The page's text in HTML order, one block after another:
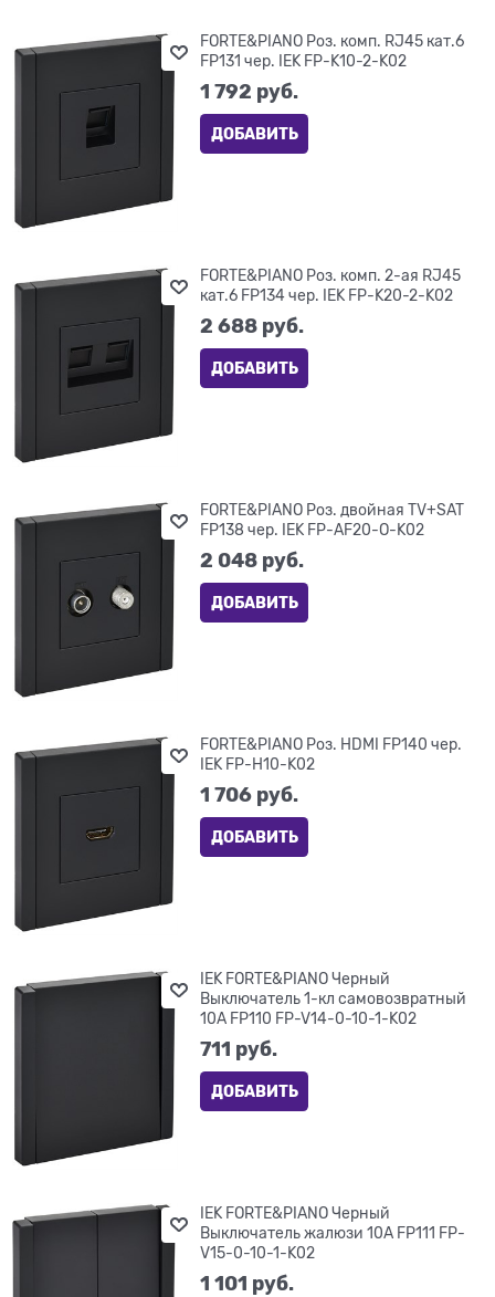
FORTE&PIANO Роз. комп. RJ45 кат.6
FP131 чер. IEK FP-K10-2-K02
1 792 руб.
ДОБАВИТЬ
FORTE&PIANO Роз. комп. 2-ая RJ45
кат.6 FP134 чер. IEK FP-K20-2-K02
2 688 руб.
ДОБАВИТЬ
FORTE&PIANO Роз. двойная TV+SAT
FP138 чер. IEK FP-AF20-O-K02
2 048 руб.
ДОБАВИТЬ
FORTE&PIANO Роз. HDMI FP140 чер.
IEK FP-H10-K02
1 706 руб.
ДОБАВИТЬ
IEK FORTE&PIANO Черный
Выключатель 1-кл самовозвратный
10А FP110 FP-V14-0-10-1-K02
711 руб.
ДОБАВИТЬ
IEK FORTE&PIANO Черный
Выключатель жалюзи 10А FP111 FP-
V15-0-10-1-K02
1 101 руб.